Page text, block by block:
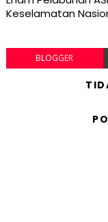
Keselamatan
BLOGGER